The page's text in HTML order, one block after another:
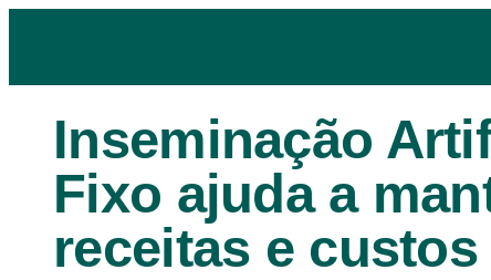
Inseminação
Fixo ajuda a
receitas e custos